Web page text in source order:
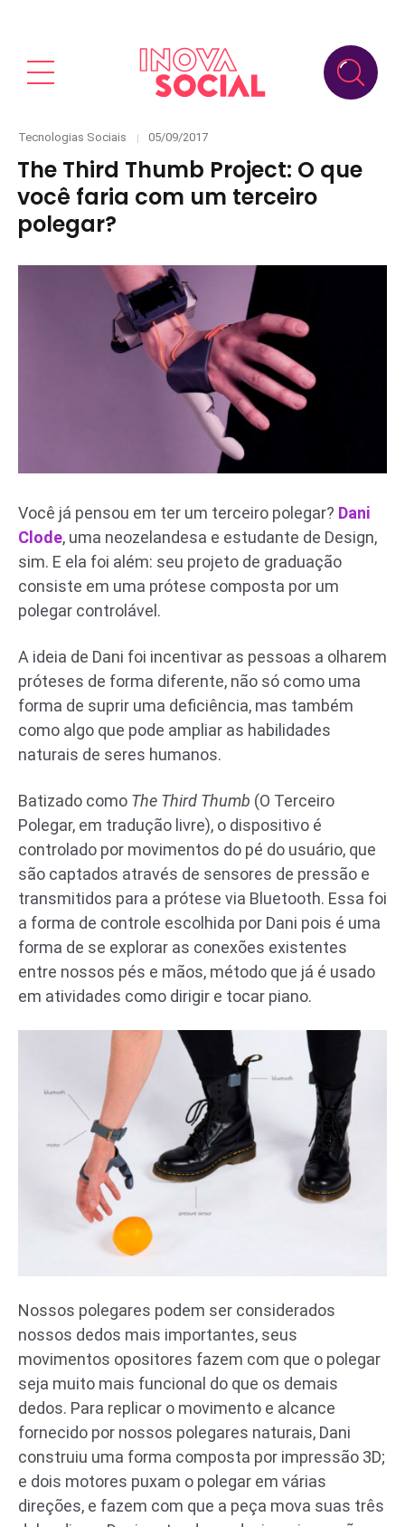
Categories
Tecnologias Sociais
Posted
05/09/2017
The Third Thumb Project: O que
você faria com um terceiro
polegar?
Você já pensou em ter um terceiro polegar? Dani
Clode, uma neozelandesa e estudante de Design,
sim. E ela foi além: seu projeto de graduação
consiste em uma prótese composta por um
polegar controlável.
A ideia de Dani foi incentivar as pessoas a olharem
próteses de forma diferente, não só como uma
forma de suprir uma deficiência, mas também
como algo que pode ampliar as habilidades
naturais de seres humanos.
Batizado como The Third Thumb (O Terceiro
Polegar, em tradução livre), o dispositivo é
controlado por movimentos do pé do usuário, que
são captados através de sensores de pressão e
transmitidos para a prótese via Bluetooth. Essa foi
a forma de controle escolhida por Dani pois é uma
forma de se explorar as conexões existentes
entre nossos pés e mãos, método que já é usado
em atividades como dirigir e tocar piano.
Nossos polegares podem ser considerados
nossos dedos mais importantes, seus
movimentos opositores fazem com que o polegar
seja muito mais funcional do que os demais
dedos. Para replicar o movimento e alcance
fornecido por nossos polegares naturais, Dani
construiu uma forma composta por impressão 3D;
e dois motores puxam o polegar em várias
direções, e fazem com que a peça mova suas três